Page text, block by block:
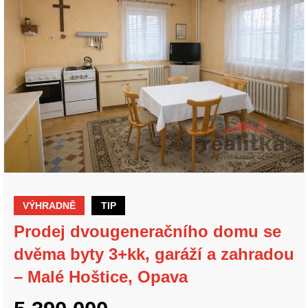
VÝHRADNĚ TIP
Prodej dvougeneračního domu se
dvěma byty 3+kk, garáží a zahradou
– Malé Hoštice, Opava